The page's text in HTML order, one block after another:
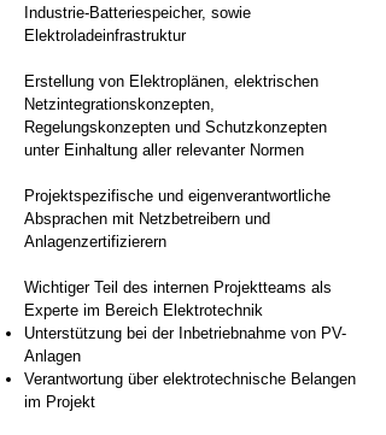
Industrie-Batteriespeicher, sowie
Elektroladeinfrastruktur
Erstellung von Elektroplänen, elektrischen
Netzintegrationskonzepten,
Regelungskonzepten und Schutzkonzepten
unter Einhaltung aller relevanter Normen
Projektspezifische und eigenverantwortliche
Absprachen mit Netzbetreibern und
Anlagenzertifizierern
Wichtiger Teil des internen Projektteams als
Experte im Bereich Elektrotechnik​
Unterstützung bei der Inbetriebnahme von PV-
Anlagen
Verantwortung über elektrotechnische Belangen
im Projekt